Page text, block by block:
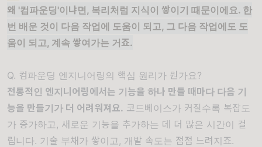
왜 '컴파운딩'이냐면, 복리처럼 지식이 쌓이기 때문이에요. 한
번 배운 것이 다음 작업에 도움이 되고, 그 다음 작업에도 도
움이 되고, 계속 쌓여가는 거죠.
Q. 컴파운딩 엔지니어링의 핵심 원리가 뭔가요?
전통적인 엔지니어링에서는 기능을 하나 만들 때마다 다음 기
능을 만들기가 더 어려워져요. 코드베이스가 커질수록 복잡도
가 증가하고, 새로운 기능을 추가하는 데 더 많은 시간이 걸
립니다. 기술 부채가 쌓이고, 개발 속도는 점점 느려지죠.